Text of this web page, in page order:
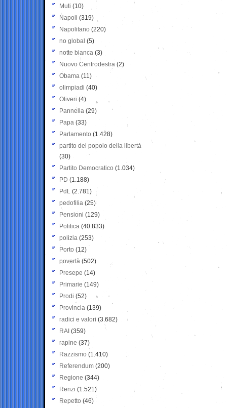
Muti (10)
Napoli (319)
Napolitano (220)
no global (5)
notte bianca (3)
Nuovo Centrodestra (2)
Obama (11)
olimpiadi (40)
Oliveri (4)
Pannella (29)
Papa (33)
Parlamento (1.428)
partito del popolo della libertà
(30)
Partito Democratico (1.034)
PD (1.188)
PdL (2.781)
pedofilia (25)
Pensioni (129)
Politica (40.833)
polizia (253)
Porto (12)
povertà (502)
Presepe (14)
Primarie (149)
Prodi (52)
Provincia (139)
radici e valori (3.682)
RAI (359)
rapine (37)
Razzismo (1.410)
Referendum (200)
Regione (344)
Renzi (1.521)
Repetto (46)